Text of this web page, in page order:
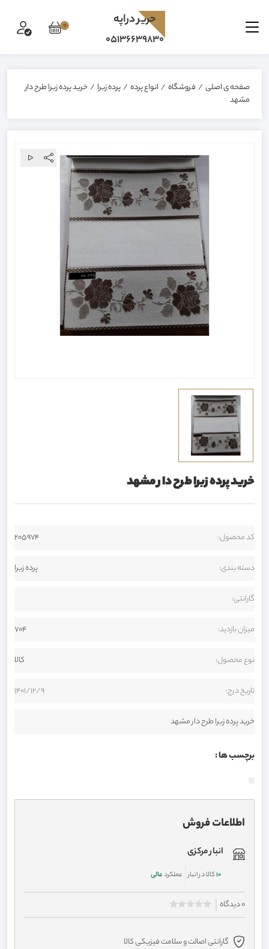
0 حرير دراپه
05136639830
صفحه ی اصلی / فروشگاه / انواع پرده / پرده زبرا / خرید پرده زبرا طرح دار
مشهد
خرید پرده زبرا طرح دار مشهد
کد محصول: 205974
دسته بندی: پرده زبرا
گارانتی:
میزان بازدید: 704
نوع محصول: کالا
تاریخ درج: 1401/12/9
خرید پرده زبرا طرح دار مشهد
برچسب ها :
اطلاعات فروش
انبار مرکزی
10کالا در انبار عملکردعالی
0 دیدگاه
گارانتی اصالت و سلامت فیزیکی کالا